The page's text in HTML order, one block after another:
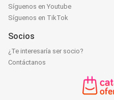
Síguenos en Youtube
Síguenos en TikTok
Socios
¿Te interesaría ser socio?
Contáctanos